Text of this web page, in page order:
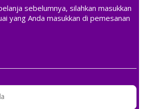
sebelumnya, silahkan masukkan
yang Anda masukkan di pemesanan